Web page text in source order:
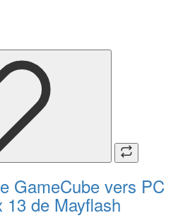
GameCube vers PC
13 de Mayflash